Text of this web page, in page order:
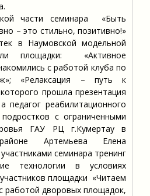
части семинара «Быть
– это стильно, позитивно!»
в Наумовской модельной
площадки: «Активное
с работой клуба по
«Релаксация – путь к
прошла презентация
педагог реабилитационного
с ограниченными
ГАУ РЦ г.Кумертау в
Артемьева Елена
семинара тренинг
технологии в условиях
площадки «Читаем
работой дворовых площадок,